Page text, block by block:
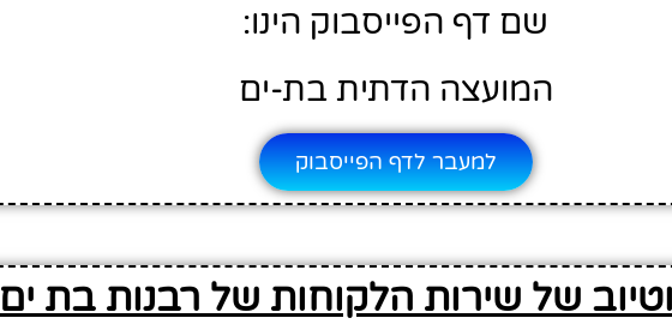
שם דף הפייסבוק הינו:
המועצה הדתית בת-ים
למעבר לדף הפייסבוק
של שירות הלקוחות של רבנות בת ים